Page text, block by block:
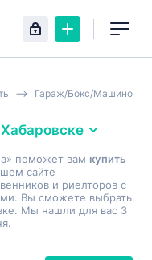
Гараж/Бокс/
Хабаровске
поможет вам купить
сайте
и риелторов с
Вы сможете выбрать
Мы нашли для вас 3